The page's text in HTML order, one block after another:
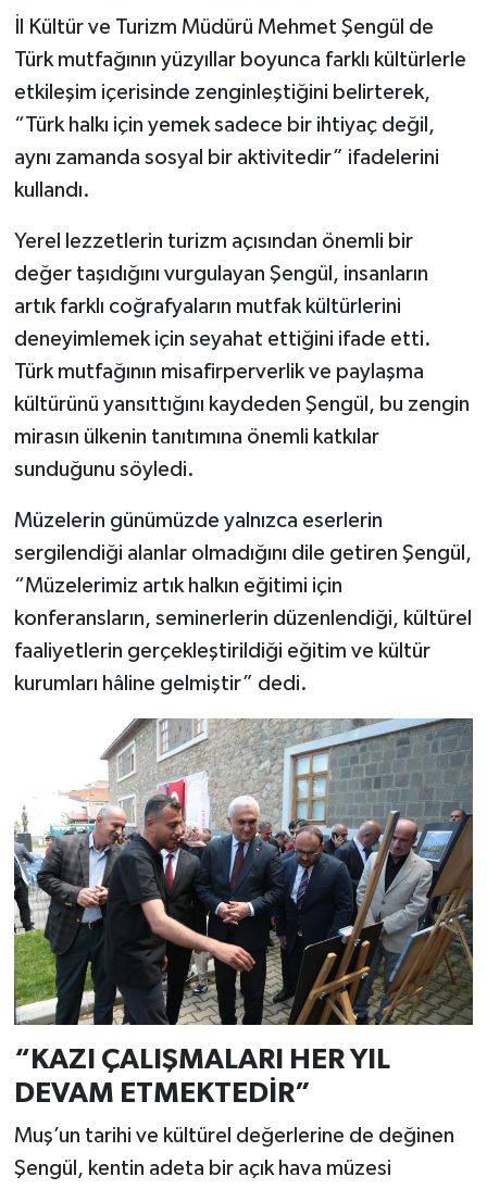
İl Kültür ve Turizm Müdürü Mehmet Şengül de
Türk mutfağının yüzyıllar boyunca farklı kültürlerle
etkileşim içerisinde zenginleştiğini belirterek,
“Türk halkı için yemek sadece bir ihtiyaç değil,
aynı zamanda sosyal bir aktivitedir” ifadelerini
kullandı.
Yerel lezzetlerin turizm açısından önemli bir
değer taşıdığını vurgulayan Şengül, insanların
artık farklı coğrafyaların mutfak kültürlerini
deneyimlemek için seyahat ettiğini ifade etti.
Türk mutfağının misafirperverlik ve paylaşma
kültürünü yansıttığını kaydeden Şengül, bu zengin
mirasın ülkenin tanıtımına önemli katkılar
sunduğunu söyledi.
Müzelerin günümüzde yalnızca eserlerin
sergilendiği alanlar olmadığını dile getiren Şengül,
“Müzelerimiz artık halkın eğitimi için
konferansların, seminerlerin düzenlendiği, kültürel
faaliyetlerin gerçekleştirildiği eğitim ve kültür
kurumları hâline gelmiştir” dedi.
“KAZI ÇALIŞMALARI HER YIL
DEVAM ETMEKTEDİR”
Muş’un tarihi ve kültürel değerlerine de değinen
Şengül, kentin adeta bir açık hava müzesi